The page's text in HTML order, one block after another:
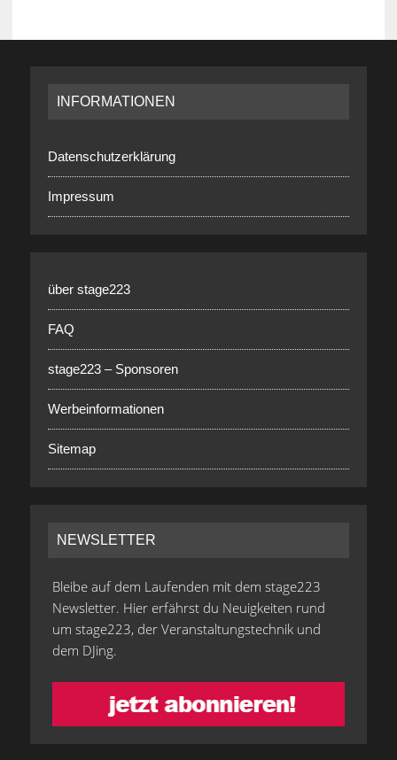
INFORMATIONEN
Datenschutzerklärung
Impressum
über stage223
FAQ
stage223 – Sponsoren
Werbeinformationen
Sitemap
NEWSLETTER
Bleibe auf dem Laufenden mit dem stage223
Newsletter. Hier erfährst du Neuigkeiten rund
um stage223, der Veranstaltungstechnik und
dem DJing.